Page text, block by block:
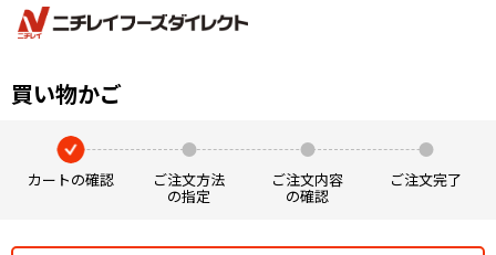
買い物かご
カートの確認 ご注文方法
の指定
ご注文内容
の確認
ご注文完了